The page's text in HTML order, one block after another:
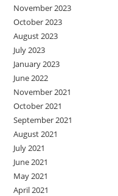
November 2023
October 2023
August 2023
July 2023
January 2023
June 2022
November 2021
October 2021
September 2021
August 2021
July 2021
June 2021
May 2021
April 2021